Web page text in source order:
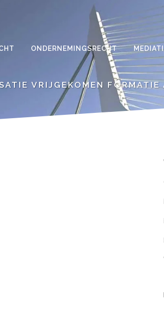
ONDERNEMINGSRECHT
VRIJGEKOMEN